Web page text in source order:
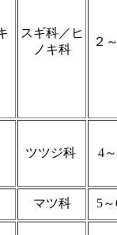
スギ科／ヒ
ノキ科
２
ツツジ科 4
マツ科 5